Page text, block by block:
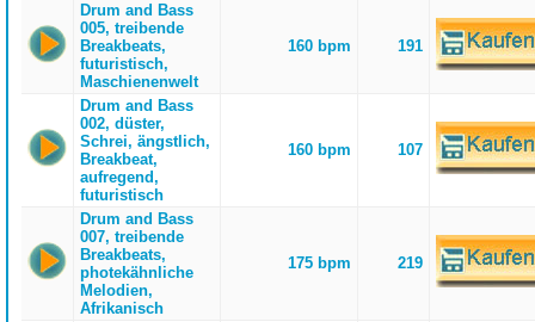
Drum and Bass
005, treibende
Breakbeats,
futuristisch,
Maschienenwelt
160 bpm 191
Drum and Bass
002, düster,
Schrei, ängstlich,
Breakbeat,
aufregend,
futuristisch
160 bpm 107
Drum and Bass
007, treibende
Breakbeats,
photekähnliche
Melodien,
Afrikanisch
175 bpm 219